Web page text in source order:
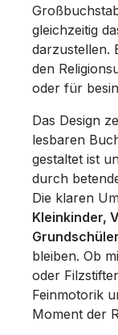
gleichzeitig
darzustellen.
den
oder für
Das Design
lesbaren
gestaltet ist
durch
Die klaren
Kleinkinder,
Grundschüler
bleiben. Ob
oder
Feinmotorik
Moment der